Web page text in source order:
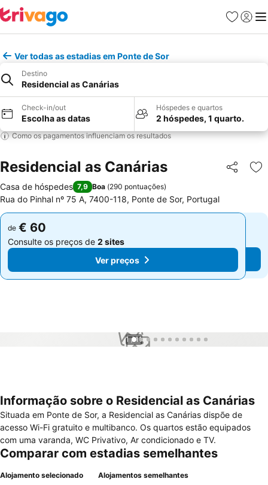
Favoritos
Iniciar
Ver todas as estadias em Ponte de Sor
Destino
Residencial as Canárias
Check-in/out
Escolha as datas
Hóspedes e quartos
2 hóspedes, 1 quarto.
Como os pagamentos influenciam os resultados
Residencial as Canárias Partilhar
Casa de hóspedes 7,9 Boa (290 pontuações)
Rua do Pinhal nº 75 A, 7400-118, Ponte de Sor, Portugal
de € 60
Consulte os preços de 2 sites
Ver preços
de € 60
Consulte os preços de 2 sites
Ver preços
1 / 11
Informação sobre o Residencial as Canárias
Situada em Ponte de Sor, a Residencial as Canárias dispõe de
acesso Wi-Fi gratuito e multibanco. Os quartos estão equipados
com uma varanda, WC Privativo, Ar condicionado e TV.
Comparar com estadias semelhantes
Alojamento selecionado Alojamentos semelhantes